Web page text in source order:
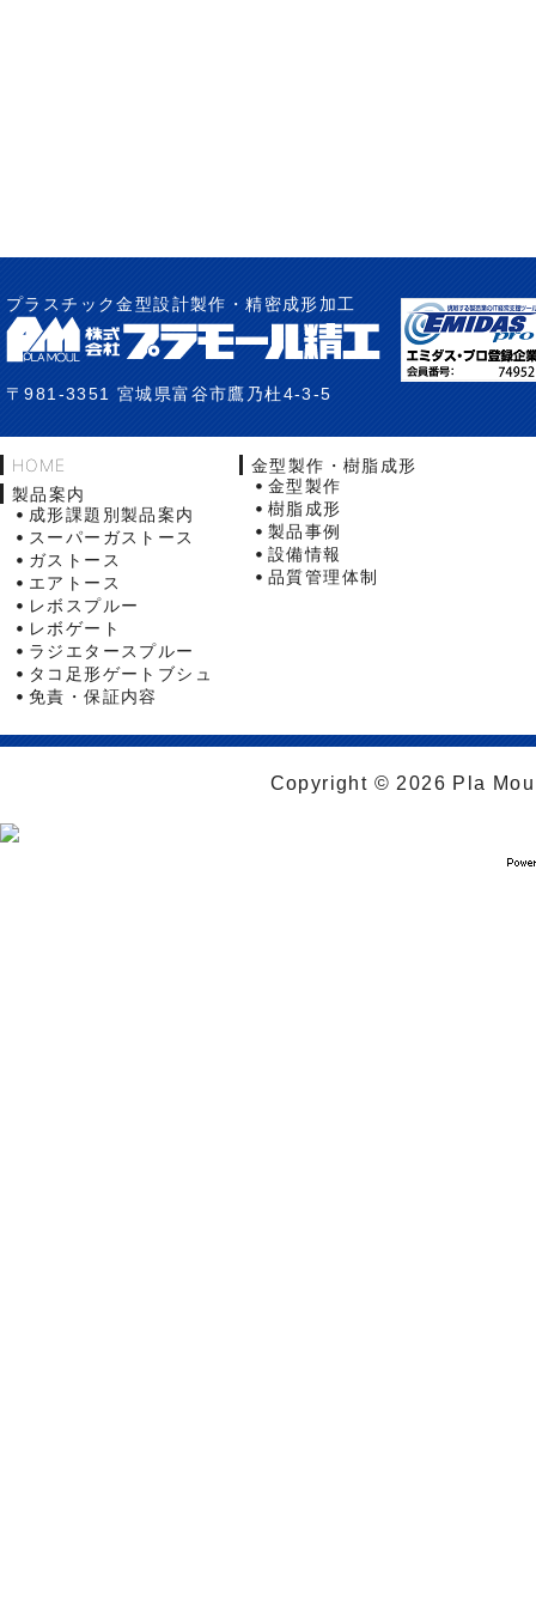
プラスチック金型設計製作・精密成形加工
〒981-3351 宮城県富谷市鷹乃杜4-3-5
HOME
製品案内
成形課題別製品案内
スーパーガストース
ガストース
エアトース
レボスプルー
レボゲート
ラジエタースプルー
タコ足形ゲートブシュ
免責・保証内容
金型製作・樹脂成形
金型製作
樹脂成形
製品事例
設備情報
品質管理体制
Copyright © 2026 Pla